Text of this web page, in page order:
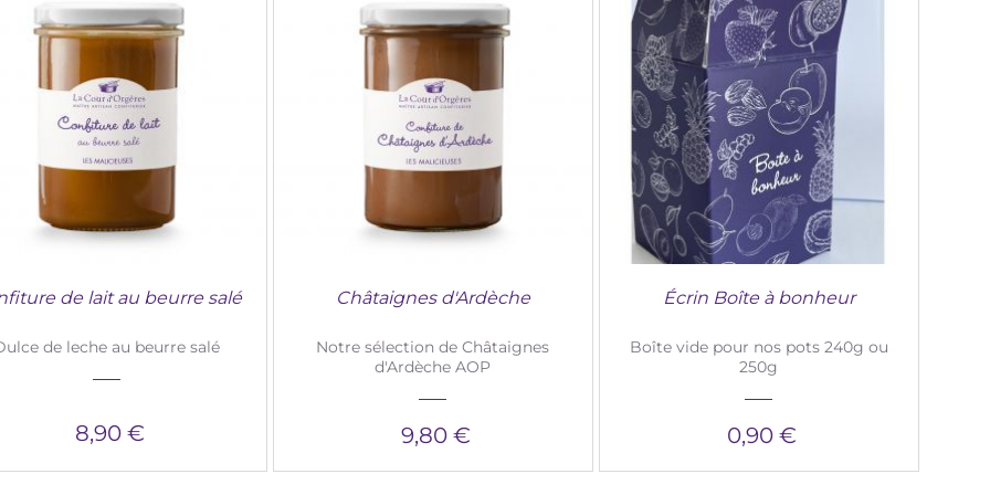
de lait au beurre salé
de leche au beurre salé
8,90 €
Châtaignes d'Ardèche
Notre sélection de Châtaignes
d'Ardèche AOP
9,80 €
Écrin Boîte à bonheur
Boîte vide pour nos pots 240g ou
250g
0,90 €